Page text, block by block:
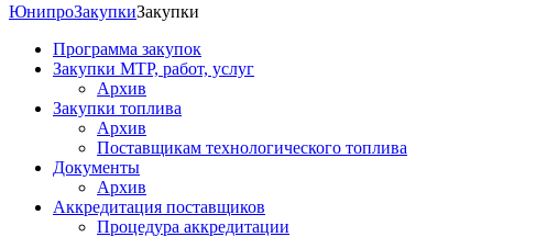
ЮнипроЗакупкиЗакупки
Программа закупок
Закупки МТР, работ, услуг
Архив
Закупки топлива
Архив
Поставщикам технологического топлива
Документы
Архив
Аккредитация поставщиков
Процедура аккредитации